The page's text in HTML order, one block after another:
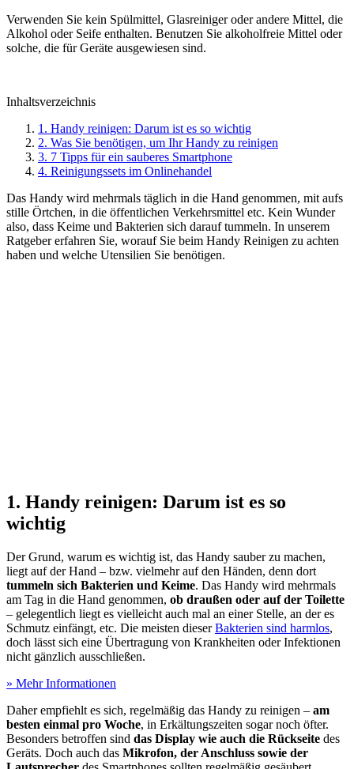
Verwenden Sie kein Spülmittel, Glasreiniger oder andere Mittel, die
Alkohol oder Seife enthalten. Benutzen Sie alkoholfreie Mittel oder
solche, die für Geräte ausgewiesen sind.
Inhaltsverzeichnis
1. Handy reinigen: Darum ist es so wichtig
2. Was Sie benötigen, um Ihr Handy zu reinigen
3. 7 Tipps für ein sauberes Smartphone
4. Reinigungssets im Onlinehandel
Das Handy wird mehrmals täglich in die Hand genommen, mit aufs
stille Örtchen, in die öffentlichen Verkehrsmittel etc. Kein Wunder
also, dass Keime und Bakterien sich darauf tummeln. In unserem
Ratgeber erfahren Sie, worauf Sie beim Handy Reinigen zu achten
haben und welche Utensilien Sie benötigen.
1. Handy reinigen: Darum ist es so
wichtig
Der Grund, warum es wichtig ist, das Handy sauber zu machen,
liegt auf der Hand – bzw. vielmehr auf den Händen, denn dort
tummeln sich Bakterien und Keime. Das Handy wird mehrmals
am Tag in die Hand genommen, ob draußen oder auf der Toilette
– gelegentlich liegt es vielleicht auch mal an einer Stelle, an der es
Schmutz einfängt, etc. Die meisten dieserBakterien sind harmlos,
doch lässt sich eine Übertragung von Krankheiten oder Infektionen
nicht gänzlich ausschließen.
» Mehr Informationen
Daher empfiehlt es sich, regelmäßig das Handy zu reinigen – am
besten einmal pro Woche, in Erkältungszeiten sogar noch öfter.
Besonders betroffen sind das Display wie auch die Rückseite des
Geräts. Doch auch das Mikrofon, der Anschluss sowie der